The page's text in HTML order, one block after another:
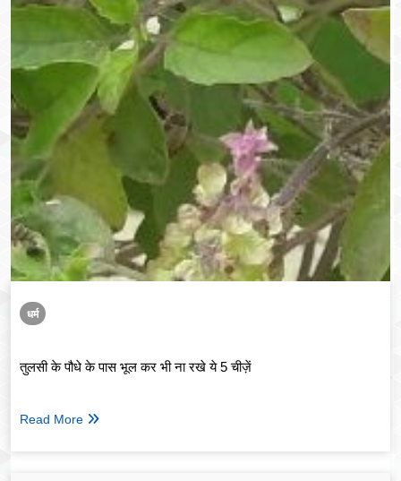
धर्म
तुलसी के पौधे के पास भूल कर भी ना रखे ये 5 चीज़ें
Read More